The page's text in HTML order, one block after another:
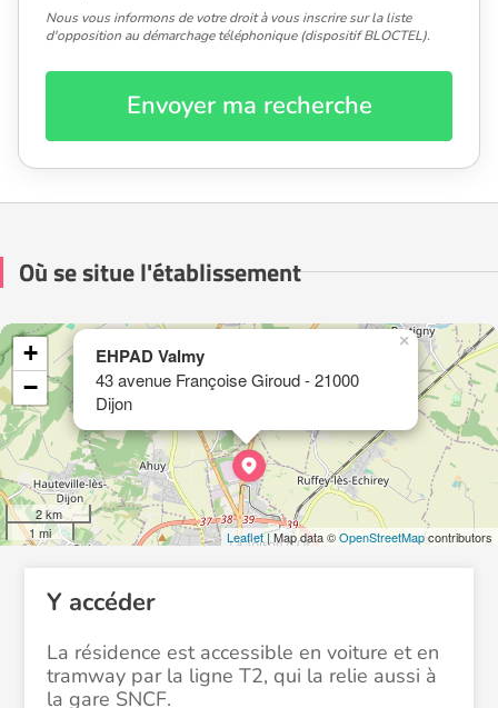
Nous vous informons de votre droit à vous inscrire sur la liste
d'opposition au démarchage téléphonique (dispositif BLOCTEL).
Envoyer ma recherche
Où se situe l'établissement
EHPAD Valmy
43 avenue Françoise Giroud - 21000
Dijon
×
+
−
2 km
1 mi
Leaflet| Map data ©OpenStreetMapcontributors
Y accéder
La résidence est accessible en voiture et en
tramway par la ligne T2, qui la relie aussi à
la gare SNCF.